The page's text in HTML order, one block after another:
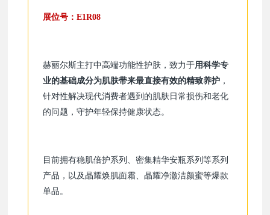
展位号：E1R08
赫丽尔斯主打中高端功能性护肤，致力于用科学专
业的基础成分为肌肤带来最直接有效的精致养护 ，
针对性解决现代消费者遇到的肌肤日常损伤和老化
的问题，守护年轻保持健康状态。
目前拥有稳肌倍护系列、密集精华安瓶系列等系列
产品，以及晶耀焕肌面霜、晶耀净澈洁颜蜜等爆款
单品。